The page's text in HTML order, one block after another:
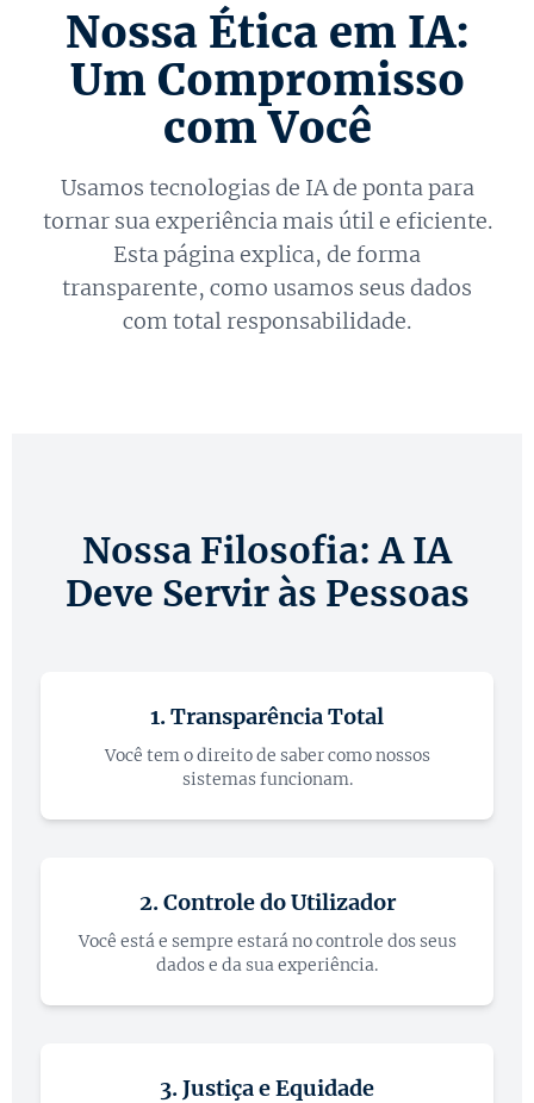
Nossa Ética em IA:
Um Compromisso
com Você
Usamos tecnologias de IA de ponta para
tornar sua experiência mais útil e eficiente.
Esta página explica, de forma
transparente, como usamos seus dados
com total responsabilidade.
Nossa Filosofia: A IA
Deve Servir às Pessoas
1. Transparência Total
Você tem o direito de saber como nossos
sistemas funcionam.
2. Controle do Utilizador
Você está e sempre estará no controle dos seus
dados e da sua experiência.
3. Justiça e Equidade